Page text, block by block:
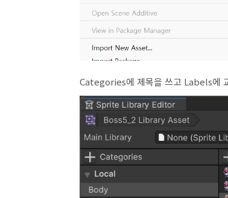
Categories에 제목을 쓰고 Labels에